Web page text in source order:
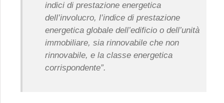
indici di prestazione energetica
dell’involucro, l’indice di prestazione
energetica globale dell’edificio o dell’unità
immobiliare, sia rinnovabile che non
rinnovabile, e la classe energetica
corrispondente”.